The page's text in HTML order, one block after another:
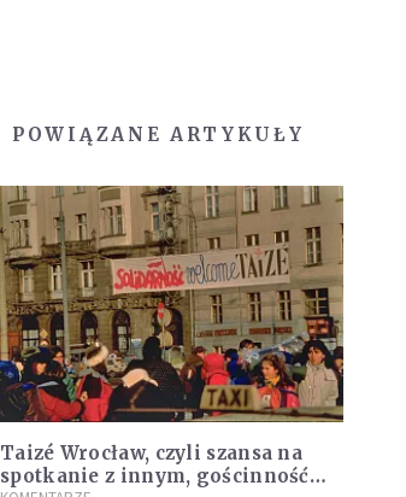
POWIĄZANE ARTYKUŁY
Taizé Wrocław, czyli szansa na
spotkanie z innym, gościnność i